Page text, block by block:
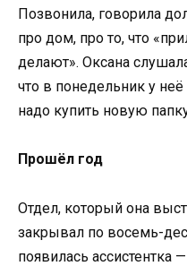
Позвонила, говорила
про дом, про то, что
делают». Оксана
что в понедельник у
надо купить новую
Прошёл год
Отдел, который она
закрывал по восемь-
появилась ассистентка